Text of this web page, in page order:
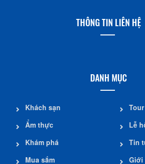
THÔNG TIN LIÊN HỆ
DANH MỤC
Khách sạn
Ẩm thực
Khám phá
Mua sắm
Tour
Lễ
Tin
Giới